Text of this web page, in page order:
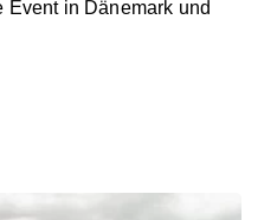
Event in Dänemark und